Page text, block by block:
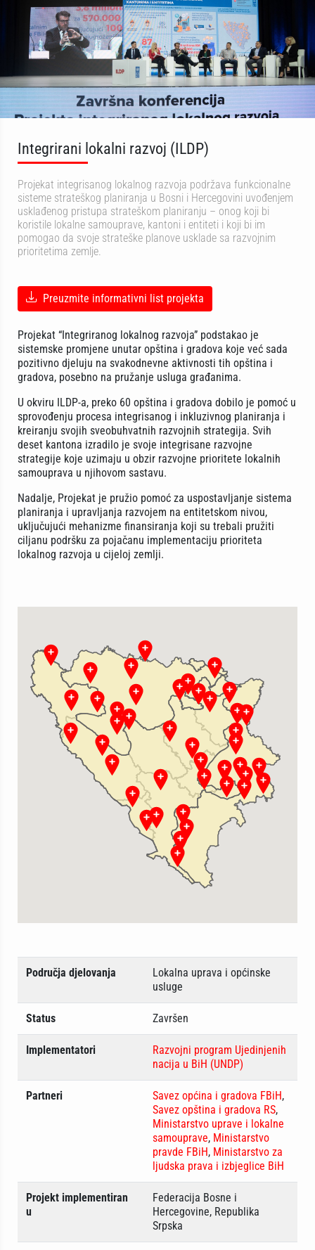
Integrirani lokalni razvoj (ILDP)
Projekat integrisanog lokalnog razvoja podržava funkcionalne
sisteme strateškog planiranja u Bosni i Hercegovini uvođenjem
usklađenog pristupa strateškom planiranju – onog koji bi
koristile lokalne samouprave, kantoni i entiteti i koji bi im
pomogao da svoje strateške planove usklade sa razvojnim
prioritetima zemlje.
Preuzmite informativni list projekta
Projekat “Integriranog lokalnog razvoja” podstakao je
sistemske promjene unutar opština i gradova koje već sada
pozitivno djeluju na svakodnevne aktivnosti tih opština i
gradova, posebno na pružanje usluga građanima.
U okviru ILDP-a, preko 60 opština i gradova dobilo je pomoć u
sprovođenju procesa integrisanog i inkluzivnog planiranja i
kreiranju svojih sveobuhvatnih razvojnih strategija. Svih
deset kantona izradilo je svoje integrisane razvojne
strategije koje uzimaju u obzir razvojne prioritete lokalnih
samouprava u njihovom sastavu.
Nadalje, Projekat je pružio pomoć za uspostavljanje sistema
planiranja i upravljanja razvojem na entitetskom nivou,
uključujući mehanizme finansiranja koji su trebali pružiti
ciljanu podršku za pojačanu implementaciju prioriteta
lokalnog razvoja u cijeloj zemlji.
Područja djelovanja
Lokalna uprava i općinske
usluge
Status Završen
Implementatori
Razvojni program Ujedinjenih
nacija u BiH (UNDP)
Partneri Savez općina i gradova FBiH,
Savez opština i gradova RS,
Ministarstvo uprave i lokalne
samouprave, Ministarstvo
pravde FBiH, Ministarstvo za
ljudska prava i izbjeglice BiH
Projekt implementiran
u
Federacija Bosne i
Hercegovine, Republika
Srpska